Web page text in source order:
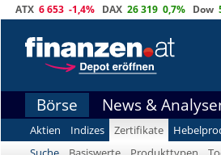
ATX 6 653 -1,4% DAX 26 319 0,7% Dow
Börse News &
Aktien Indizes Zertifikate